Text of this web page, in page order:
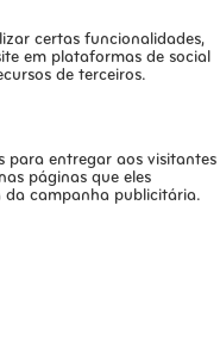
certas funcionalidades,
em plataformas de social
de terceiros.
para entregar aos visitantes
páginas que eles
da campanha publicitária.